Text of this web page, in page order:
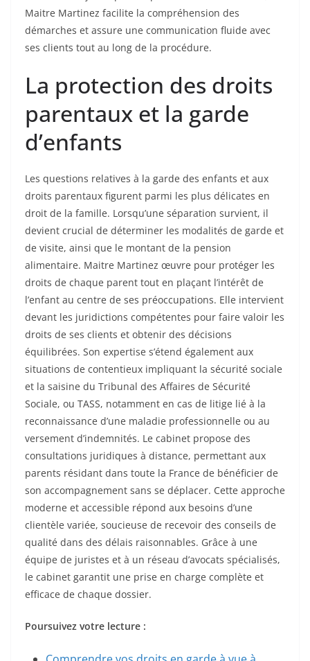
Maitre Martinez facilite la compréhension des
démarches et assure une communication fluide avec
ses clients tout au long de la procédure.
La protection des droits
parentaux et la garde
d’enfants
Les questions relatives à la garde des enfants et aux
droits parentaux figurent parmi les plus délicates en
droit de la famille. Lorsqu’une séparation survient, il
devient crucial de déterminer les modalités de garde et
de visite, ainsi que le montant de la pension
alimentaire. Maitre Martinez œuvre pour protéger les
droits de chaque parent tout en plaçant l’intérêt de
l’enfant au centre de ses préoccupations. Elle intervient
devant les juridictions compétentes pour faire valoir les
droits de ses clients et obtenir des décisions
équilibrées. Son expertise s’étend également aux
situations de contentieux impliquant la sécurité sociale
et la saisine du Tribunal des Affaires de Sécurité
Sociale, ou TASS, notamment en cas de litige lié à la
reconnaissance d’une maladie professionnelle ou au
versement d’indemnités. Le cabinet propose des
consultations juridiques à distance, permettant aux
parents résidant dans toute la France de bénéficier de
son accompagnement sans se déplacer. Cette approche
moderne et accessible répond aux besoins d’une
clientèle variée, soucieuse de recevoir des conseils de
qualité dans des délais raisonnables. Grâce à une
équipe de juristes et à un réseau d’avocats spécialisés,
le cabinet garantit une prise en charge complète et
efficace de chaque dossier.
Poursuivez votre lecture :